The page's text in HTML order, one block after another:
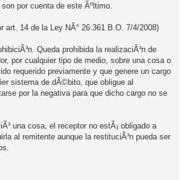
por cuenta de este Ãºltimo.
art. 14 de la Ley NÂ° 26.361 B.O. 7/4/2008)
Queda prohibida la realizaciÃ³n de
por cualquier tipo de medio, sobre una cosa o
requerido previamente y que genere un cargo
sistema de dÃ©bito, que obligue al
por la negativa para que dicho cargo no se
una cosa, el receptor no estÃ¡ obligado a
al remitente aunque la restituciÃ³n pueda ser